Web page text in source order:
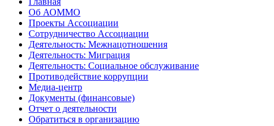
Об АОММО
Проекты Ассоциации
Сотрудничество Ассоциации
Деятельность: Межнацотношения
Деятельность: Миграция
Деятельность: Социальное обслуживание
Противодействие коррупции
Медиа-центр
Документы (финансовые)
Отчет о деятельности
Обратиться в организацию